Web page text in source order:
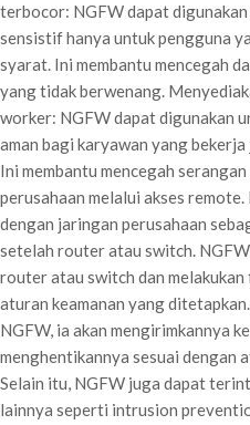
terbocor: NGFW dapat
sensistif hanya untuk pengguna
syarat. Ini membantu mencegah
yang tidak berwenang.
worker: NGFW dapat digunakan
aman bagi karyawan yang
Ini membantu mencegah
perusahaan melalui akses
dengan jaringan perusahaan
setelah router atau switch.
router atau switch dan
aturan keamanan yang
NGFW, ia akan mengirimkannya
menghentikannya sesuai dengan
Selain itu, NGFW juga dapat
lainnya seperti intrusion